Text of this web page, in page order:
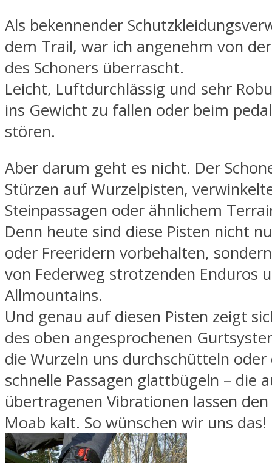
Als bekennender
dem Trail, war ich angenehm von
des Schoners überrascht.
Leicht, Luftdurchlässig und sehr
ins Gewicht zu fallen oder beim
stören.
Aber darum geht es nicht. Der
Stürzen auf Wurzelpisten,
Steinpassagen oder ähnlichem
Denn heute sind diese Pisten nicht
oder Freeridern vorbehalten,
von Federweg strotzenden Enduros
Allmountains.
Und genau auf diesen Pisten zeigt
des oben angesprochenen
die Wurzeln uns durchschütteln
schnelle Passagen glattbügeln – die
übertragenen Vibrationen lassen
Moab kalt. So wünschen wir uns das!